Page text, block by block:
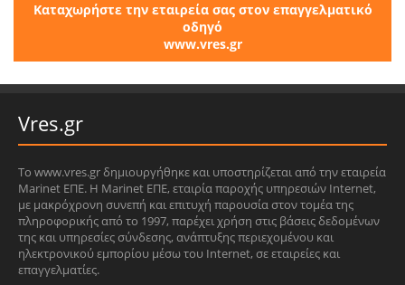
Καταχωρήστε την εταιρεία σας στον επαγγελματικό
οδηγό
www.vres.gr
Vres.gr
Το www.vres.gr δημιουργήθηκε και υποστηρίζεται από την εταιρεία
Marinet ΕΠΕ. Η Marinet ΕΠΕ, εταιρία παροχής υπηρεσιών Internet,
με μακρόχρονη συνεπή και επιτυχή παρουσία στον τομέα της
πληροφορικής από το 1997, παρέχει χρήση στις βάσεις δεδομένων
της και υπηρεσίες σύνδεσης, ανάπτυξης περιεχομένου και
ηλεκτρονικού εμπορίου μέσω του Internet, σε εταιρείες και
επαγγελματίες.